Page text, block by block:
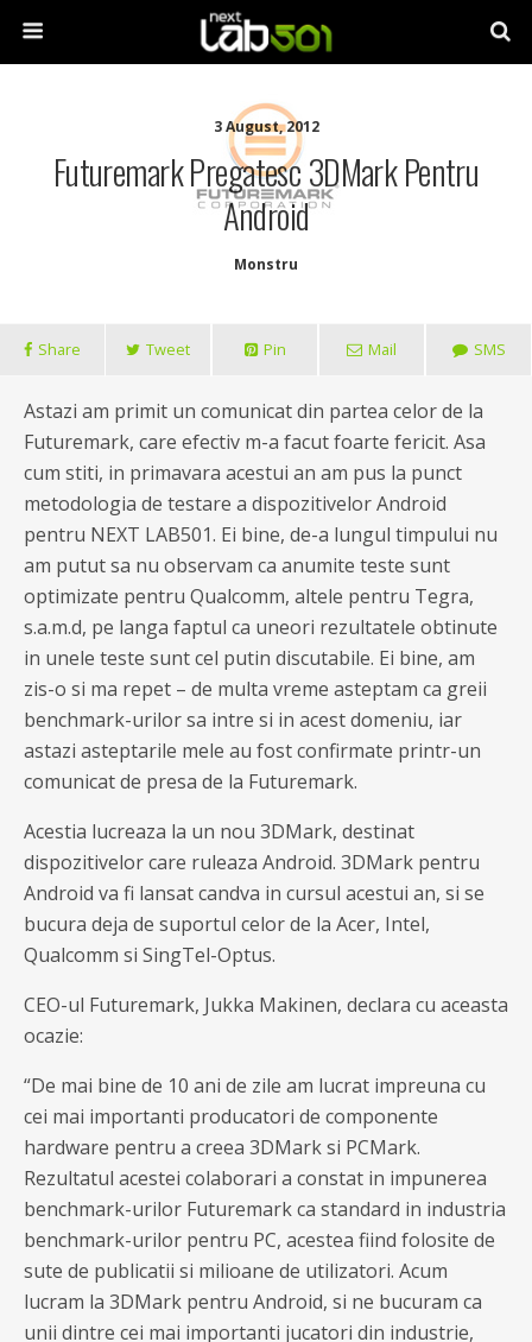
3 August, 2012
Futuremark Pregatesc 3DMark Pentru
Android
Monstru
Share Tweet Pin Mail SMS
Astazi am primit un comunicat din partea celor de la
Futuremark, care efectiv m-a facut foarte fericit. Asa
cum stiti, in primavara acestui an am pus la punct
metodologia de testare a dispozitivelor Android
pentru NEXT LAB501. Ei bine, de-a lungul timpului nu
am putut sa nu observam ca anumite teste sunt
optimizate pentru Qualcomm, altele pentru Tegra,
s.a.m.d, pe langa faptul ca uneori rezultatele obtinute
in unele teste sunt cel putin discutabile. Ei bine, am
zis-o si ma repet – de multa vreme asteptam ca greii
benchmark-urilor sa intre si in acest domeniu, iar
astazi asteptarile mele au fost confirmate printr-un
comunicat de presa de la Futuremark.
Acestia lucreaza la un nou 3DMark, destinat
dispozitivelor care ruleaza Android. 3DMark pentru
Android va fi lansat candva in cursul acestui an, si se
bucura deja de suportul celor de la Acer, Intel,
Qualcomm si SingTel-Optus.
CEO-ul Futuremark, Jukka Makinen, declara cu aceasta
ocazie:
“De mai bine de 10 ani de zile am lucrat impreuna cu
cei mai importanti producatori de componente
hardware pentru a creea 3DMark si PCMark.
Rezultatul acestei colaborari a constat in impunerea
benchmark-urilor Futuremark ca standard in industria
benchmark-urilor pentru PC, acestea fiind folosite de
sute de publicatii si milioane de utilizatori. Acum
lucram la 3DMark pentru Android, si ne bucuram ca
unii dintre cei mai importanti jucatori din industrie,